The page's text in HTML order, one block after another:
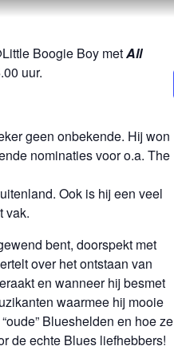
Boogie Boy metAll
uur.
geen onbekende. Hij won
nominaties voor o.a. The
Ook is hij een veel
vak.
bent, doorspekt met
over het ontstaan van
en wanneer hij besmet
waarmee hij mooie
Blueshelden en hoe ze
de echte Blues liefhebbers!